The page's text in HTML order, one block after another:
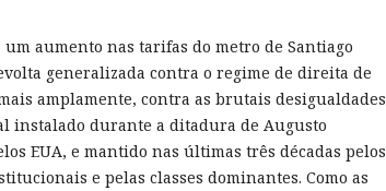
um aumento nas tarifas do metro de Santiago
generalizada contra o regime de direita de
amplamente, contra as brutais desigualdades
instalado durante a ditadura de Augusto
EUA, e mantido nas últimas três décadas pelos
e pelas classes dominantes. Como as